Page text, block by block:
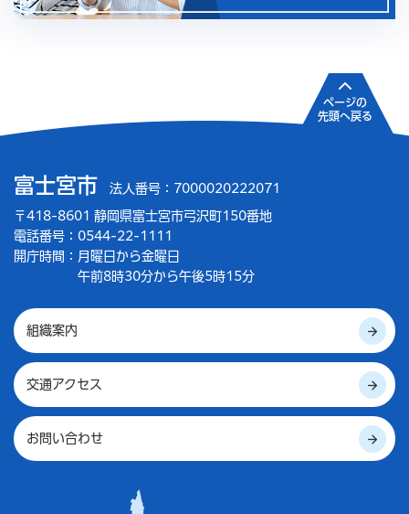
富士宮市 法人番号：7000020222071
〒418-8601 静岡県富士宮市弓沢町150番地
電話番号：0544-22-1111
開庁時間： 月曜日から金曜日
午前8時30分から午後5時15分
組織案内
交通アクセス
お問い合わせ
ページの
先頭へ戻る